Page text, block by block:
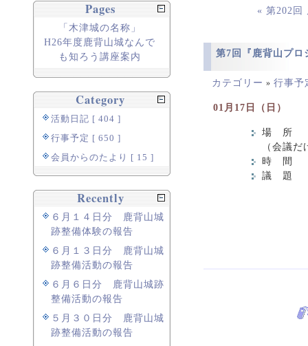
« 第202回
第7回『鹿背山プロ
カテゴリー » 行事予
01月17日（日）
場 所
（会議
時 間
議 題 1
Pages
「木津城の名称」
H26年度鹿背山城なんで
も知ろう講座案内
Category
活動日記 [ 404 ]
行事予定 [ 650 ]
会員からのたより [ 15 ]
Recently
６月１４日分 鹿背山城
跡整備体験の報告
６月１３日分 鹿背山城
跡整備活動の報告
６月６日分 鹿背山城跡
整備活動の報告
５月３０日分 鹿背山城
跡整備活動の報告